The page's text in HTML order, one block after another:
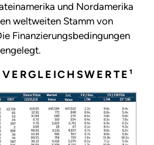
und Nordamerika
weltweiten Stamm von
Finanzierungsbedingungen